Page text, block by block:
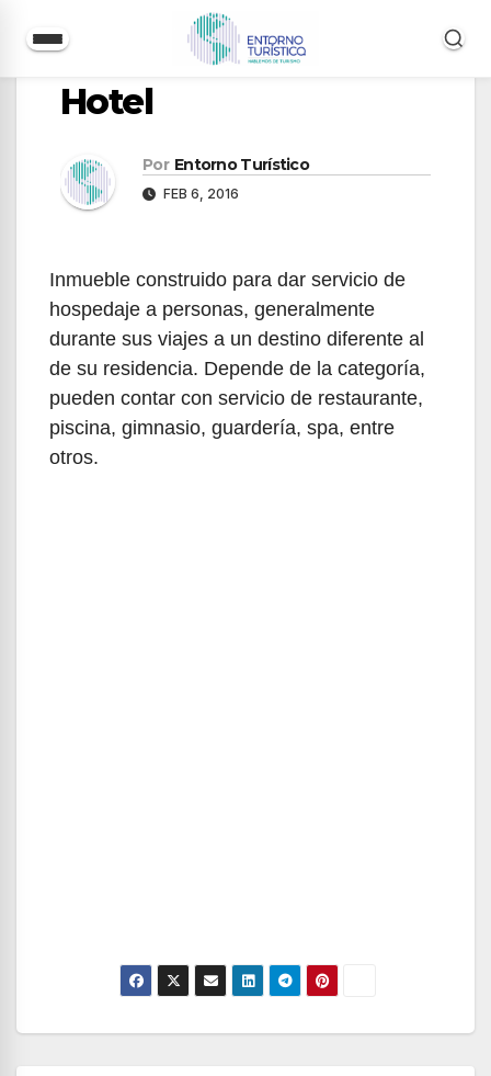
Hotel
Por Entorno Turístico
FEB 6, 2016
Inmueble construido para dar servicio de
hospedaje a personas, generalmente
durante sus viajes a un destino diferente al
de su residencia. Depende de la categoría,
pueden contar con servicio de restaurante,
piscina, gimnasio, guardería, spa, entre
otros.